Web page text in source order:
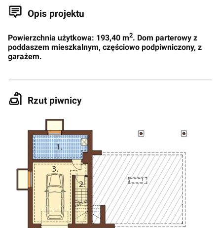
Opis projektu
Powierzchnia użytkowa: 193,40 m2. Dom parterowy z
poddaszem mieszkalnym, częściowo podpiwniczony, z
garażem.
Rzut piwnicy